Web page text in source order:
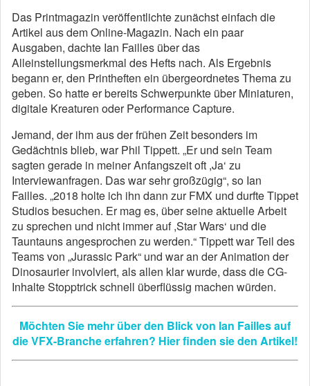
Das Printmagazin veröffentlichte zunächst einfach die
Artikel aus dem Online-Magazin. Nach ein paar
Ausgaben, dachte Ian Failles über das
Alleinstellungsmerkmal des Hefts nach. Als Ergebnis
begann er, den Printheften ein übergeordnetes Thema zu
geben. So hatte er bereits Schwerpunkte über Miniaturen,
digitale Kreaturen oder Performance Capture.
Jemand, der ihm aus der frühen Zeit besonders im
Gedächtnis blieb, war Phil Tippett. „Er und sein Team
sagten gerade in meiner Anfangszeit oft ,Ja‘ zu
Interviewanfragen. Das war sehr großzügig“, so Ian
Failles. „2018 holte ich ihn dann zur FMX und durfte Tippet
Studios besuchen. Er mag es, über seine aktuelle Arbeit
zu sprechen und nicht immer auf ,Star Wars‘ und die
Tauntauns angesprochen zu werden.“ Tippett war Teil des
Teams von „Jurassic Park“ und war an der Animation der
Dinosaurier involviert, als allen klar wurde, dass die CG-
Inhalte Stopptrick schnell überflüssig machen würden.
Möchten Sie mehr über den Blick von Ian Failles auf
die VFX-Branche erfahren? Hier finden sie den Artikel!